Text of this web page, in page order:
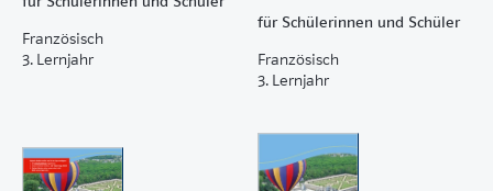
Französisch
3. Lernjahr
für Schülerinnen und Schüler
Französisch
3. Lernjahr